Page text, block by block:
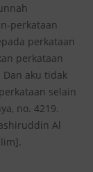
perkataan
perkataan
perkataan
aku tidak
selain
no. 4219.
Al